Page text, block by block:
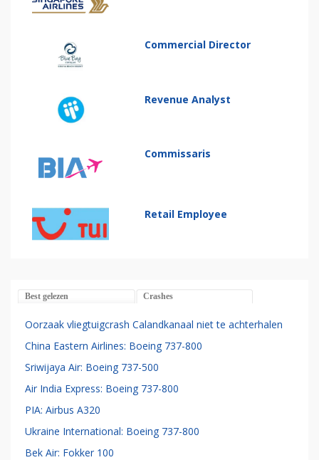
Commercial Director
Revenue Analyst
Commissaris
Retail Employee
Best gelezen Crashes
Oorzaak vliegtuigcrash Calandkanaal niet te achterhalen
China Eastern Airlines: Boeing 737-800
Sriwijaya Air: Boeing 737-500
Air India Express: Boeing 737-800
PIA: Airbus A320
Ukraine International: Boeing 737-800
Bek Air: Fokker 100